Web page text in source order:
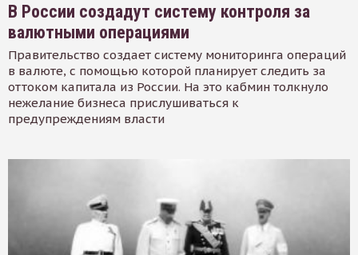
В России создадут систему контроля за
валютными операциями
Правительство создает систему мониторинга операций
в валюте, с помощью которой планирует следить за
оттоком капитала из России. На это кабмин толкнуло
нежелание бизнеса прислушиваться к
предупреждениям власти